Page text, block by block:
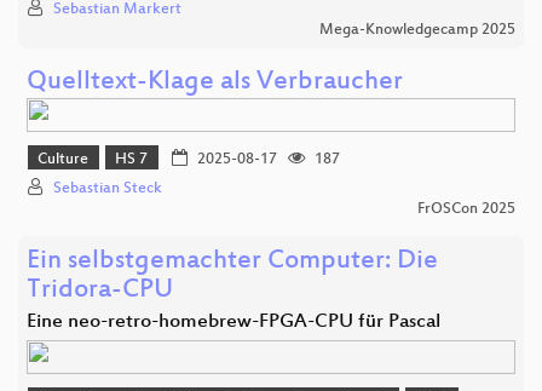
Sebastian Markert
Mega-Knowledgecamp 2025
Quelltext-Klage als Verbraucher
Culture HS 7 2025-08-17
187
Sebastian Steck
FrOSCon 2025
Ein selbstgemachter Computer: Die
Tridora-CPU
Eine neo-retro-homebrew-FPGA-CPU für Pascal